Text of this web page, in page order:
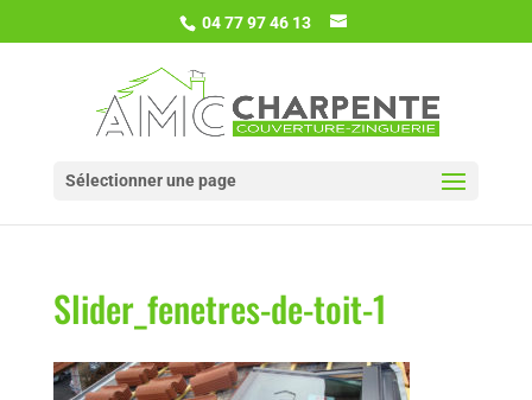
04 77 97 46 13
Sélectionner une page
Slider_fenetres-de-toit-1